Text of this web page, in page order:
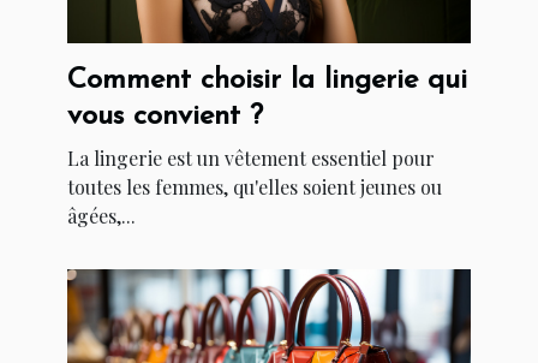
Comment choisir la lingerie qui
vous convient ?
La lingerie est un vêtement essentiel pour
toutes les femmes, qu'elles soient jeunes ou
âgées,...